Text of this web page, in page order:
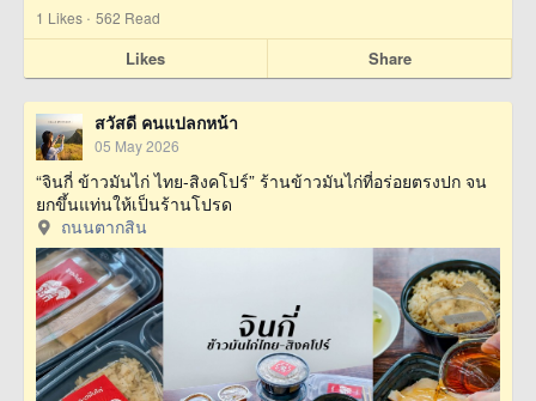
1 Likes · 562 Read
Likes Share
สวัสดี คนแปลกหน้า
05 May 2026
“จินกี่ ข้าวมันไก่ ไทย-สิงคโปร์” ร้านข้าวมันไก่ที่อร่อยตรงปก จน
ยกขึ้นแท่นให้เป็นร้านโปรด
ถนนตากสิน